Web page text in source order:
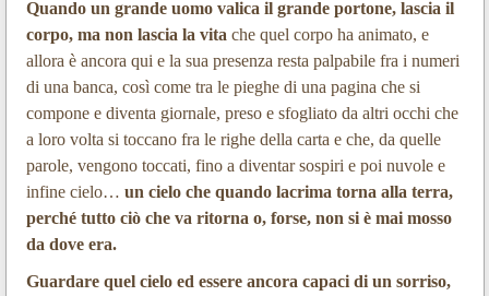
Quando un grande uomo valica il grande portone, lascia il
corpo, ma non lascia la vita che quel corpo ha animato, e
allora è ancora qui e la sua presenza resta palpabile fra i numeri
di una banca, così come tra le pieghe di una pagina che si
compone e diventa giornale, preso e sfogliato da altri occhi che
a loro volta si toccano fra le righe della carta e che, da quelle
parole, vengono toccati, fino a diventar sospiri e poi nuvole e
infine cielo… un cielo che quando lacrima torna alla terra,
perché tutto ciò che va ritorna o, forse, non si è mai mosso
da dove era.
Guardare quel cielo ed essere ancora capaci di un sorriso,